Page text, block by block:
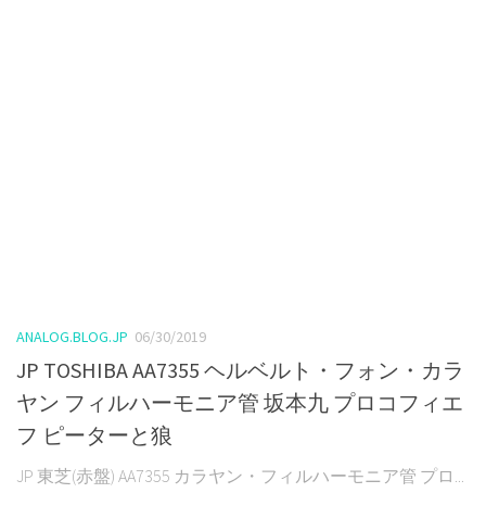
ANALOG.BLOG.JP 06/30/2019
JP TOSHIBA AA7355 ヘルベルト・フォン・カラ
ヤン フィルハーモニア管 坂本九 プロコフィエ
フ ピーターと狼
JP 東芝(赤盤) AA7355 カラヤン・フィルハーモニア管 プロ...